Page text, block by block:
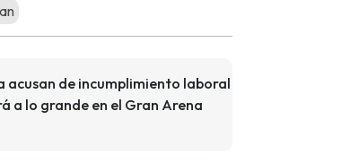
acusan de incumplimiento laboral
a lo grande en el Gran Arena